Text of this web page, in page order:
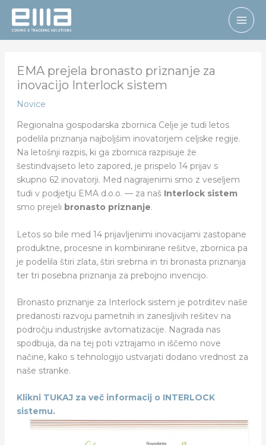
Skip
content
EMA prejela bronasto priznanje za
inovacijo Interlock sistem
Novice
Regionalna gospodarska zbornica Celje je tudi letos
podelila priznanja najboljšim inovatorjem celjske regije.
Na letošnji razpis, ki ga zbornica razpisuje že
šestindvajseto leto zapored, je prispelo 14 prijav s
skupno 62 inovatorji. Med nagrajenimi smo z veseljem
tudi v podjetju EMA d.o.o. — za našInterlock sistem
smo prejeli bronasto priznanje.
Letos so bile med 14 prijavljenimi inovacijami zastopane
produktne, procesne in kombinirane rešitve, zbornica pa
je podelila štiri zlata, štiri srebrna in tri bronasta priznanja
ter tri posebna priznanja za prebojno invencijo.
Bronasto priznanje za Interlock sistem je potrditev naše
predanosti razvoju pametnih in zanesljivih rešitev na
področju industrijske avtomatizacije. Nagrada nas
spodbuja, da na tej poti vztrajamo in iščemo nove
načine, kako s tehnologijo ustvarjati dodano vrednost za
naše stranke.
Klikni TUKAJ za več informacij o INTERLOCK
sistemu.